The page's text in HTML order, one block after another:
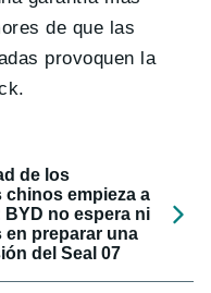
de que las
provoquen la
de los
chinos empieza a
no espera ni
en preparar una
del Seal 07